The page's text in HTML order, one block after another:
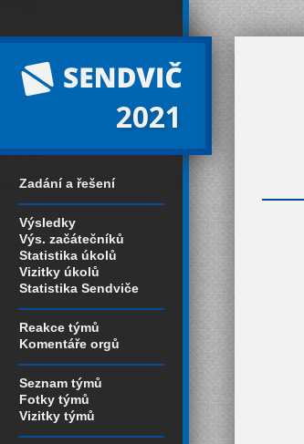
2021
Zadání a řešení
Výsledky
Výs. začátečníků
Statistika úkolů
Vizitky úkolů
Statistika Sendviče
Reakce týmů
Komentáře orgů
Seznam týmů
Fotky týmů
Vizitky týmů